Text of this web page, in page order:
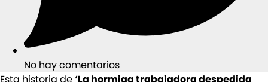
No hay comentarios
Esta historia de‘La hormiga trabajadora despedida